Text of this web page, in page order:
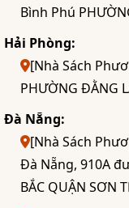
Bình Phú
Hải Phòng:
[Nhà Sách
PHƯỜNG ĐẰNG
Đà Nẵng:
[Nhà Sách
Đà Nẵng, 910A
BẮC QUẬN SƠN